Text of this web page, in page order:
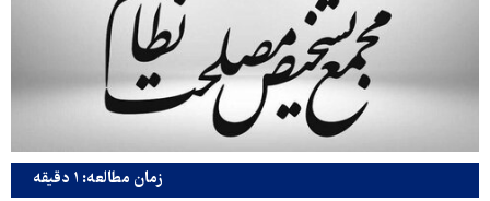
زمان مطالعه: ۱ دقیقه